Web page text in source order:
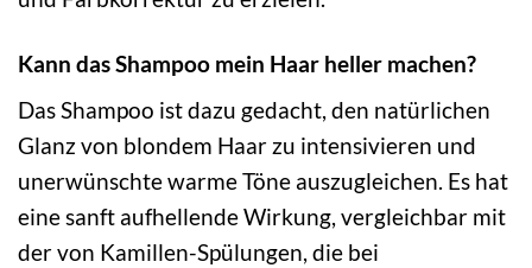
Kann das Shampoo mein Haar heller machen?
Das Shampoo ist dazu gedacht, den natürlichen
Glanz von blondem Haar zu intensivieren und
unerwünschte warme Töne auszugleichen. Es hat
eine sanft aufhellende Wirkung, vergleichbar mit
der von Kamillen-Spülungen, die bei